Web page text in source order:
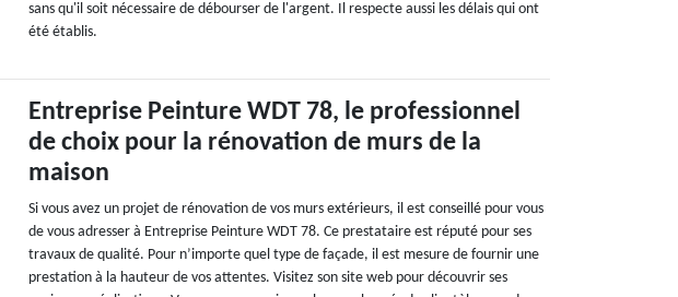
sans qu'il soit nécessaire de débourser de l'argent. Il respecte aussi les délais qui ont
été établis.
Entreprise Peinture WDT 78, le professionnel
de choix pour la rénovation de murs de la
maison
Si vous avez un projet de rénovation de vos murs extérieurs, il est conseillé pour vous
de vous adresser à Entreprise Peinture WDT 78. Ce prestataire est réputé pour ses
travaux de qualité. Pour n’importe quel type de façade, il est mesure de fournir une
prestation à la hauteur de vos attentes. Visitez son site web pour découvrir ses